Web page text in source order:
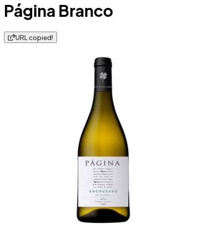
Página Branco
URL copied!